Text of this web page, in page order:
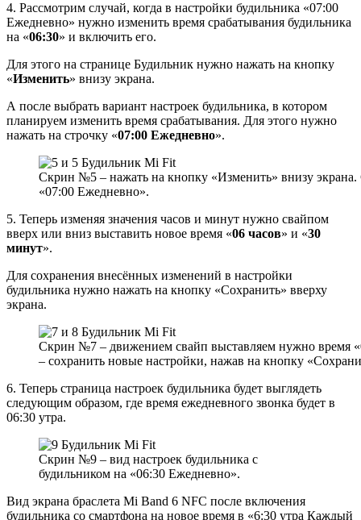
4. Рассмотрим случай, когда в настройки будильника «07:00
Ежедневно» нужно изменить время срабатывания будильника
на «06:30» и включить его.
Для этого на странице Будильник нужно нажать на кнопку
«Изменить» внизу экрана.
А после выбрать вариант настроек будильника, в котором
планируем изменить время срабатывания. Для этого нужно
нажать на строчку «07:00 Ежедневно».
Скрин №5 – нажать на кнопку «Изменить» внизу
«07:00 Ежедневно».
5. Теперь изменяя значения часов и минут нужно свайпом
вверх или вниз выставить новое время «06 часов» и «30
минут».
Для сохранения внесённых изменений в настройки
будильника нужно нажать на кнопку «Сохранить» вверху
экрана.
Скрин №7 – движением свайп выставляем нужно время
– сохранить новые настройки, нажав на кнопку
6. Теперь страница настроек будильника будет выглядеть
следующим образом, где время ежедневного звонка будет в
06:30 утра.
Скрин №9 – вид настроек будильника с
будильником на «06:30 Ежедневно».
Вид экрана браслета Mi Band 6 NFC после включения
будильника со смартфона на новое время в «6:30 утра Каждый